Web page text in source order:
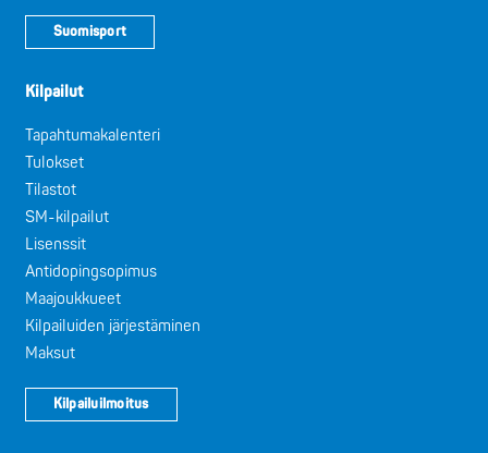
Suomisport
Kilpailut
Tapahtumakalenteri
Tulokset
Tilastot
SM-kilpailut
Lisenssit
Antidopingsopimus
Maajoukkueet
Kilpailuiden järjestäminen
Maksut
Kilpailuilmoitus